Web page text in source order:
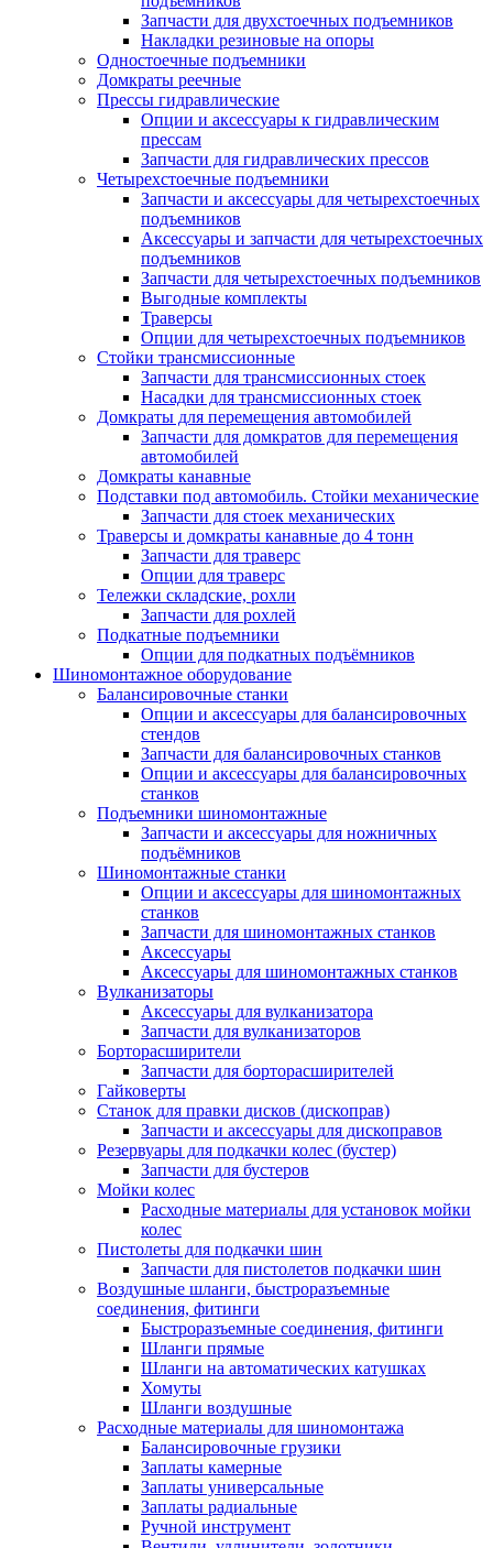
Запчасти для двухстоечных подъемников
Накладки резиновые на опоры
Одностоечные подъемники
Домкраты реечные
Прессы гидравлические
Опции и аксессуары к гидравлическим
прессам
Запчасти для гидравлических прессов
Четырехстоечные подъемники
Запчасти и аксессуары для четырехстоечных
подъемников
Аксессуары и запчасти для четырехстоечных
подъемников
Запчасти для четырехстоечных подъемников
Выгодные комплекты
Траверсы
Опции для четырехстоечных подъемников
Стойки трансмиссионные
Запчасти для трансмиссионных стоек
Насадки для трансмиссионных стоек
Домкраты для перемещения автомобилей
Запчасти для домкратов для перемещения
автомобилей
Домкраты канавные
Подставки под автомобиль. Стойки механические
Запчасти для стоек механических
Траверсы и домкраты канавные до 4 тонн
Запчасти для траверс
Опции для траверс
Тележки складские, рохли
Запчасти для рохлей
Подкатные подъемники
Опции для подкатных подъёмников
Шиномонтажное оборудование
Балансировочные станки
Опции и аксессуары для балансировочных
стендов
Запчасти для балансировочных станков
Опции и аксессуары для балансировочных
станков
Подъемники шиномонтажные
Запчасти и аксессуары для ножничных
подъёмников
Шиномонтажные станки
Опции и аксессуары для шиномонтажных
станков
Запчасти для шиномонтажных станков
Аксессуары
Аксессуары для шиномонтажных станков
Вулканизаторы
Аксессуары для вулканизатора
Запчасти для вулканизаторов
Борторасширители
Запчасти для борторасширителей
Гайковерты
Станок для правки дисков (дископрав)
Запчасти и аксессуары для дископравов
Резервуары для подкачки колес (бустер)
Запчасти для бустеров
Мойки колес
Расходные материалы для установок мойки
колес
Пистолеты для подкачки шин
Запчасти для пистолетов подкачки шин
Воздушные шланги, быстроразъемные
соединения, фитинги
Быстроразъемные соединения, фитинги
Шланги прямые
Шланги на автоматических катушках
Хомуты
Шланги воздушные
Расходные материалы для шиномонтажа
Балансировочные грузики
Заплаты камерные
Заплаты универсальные
Заплаты радиальные
Ручной инструмент